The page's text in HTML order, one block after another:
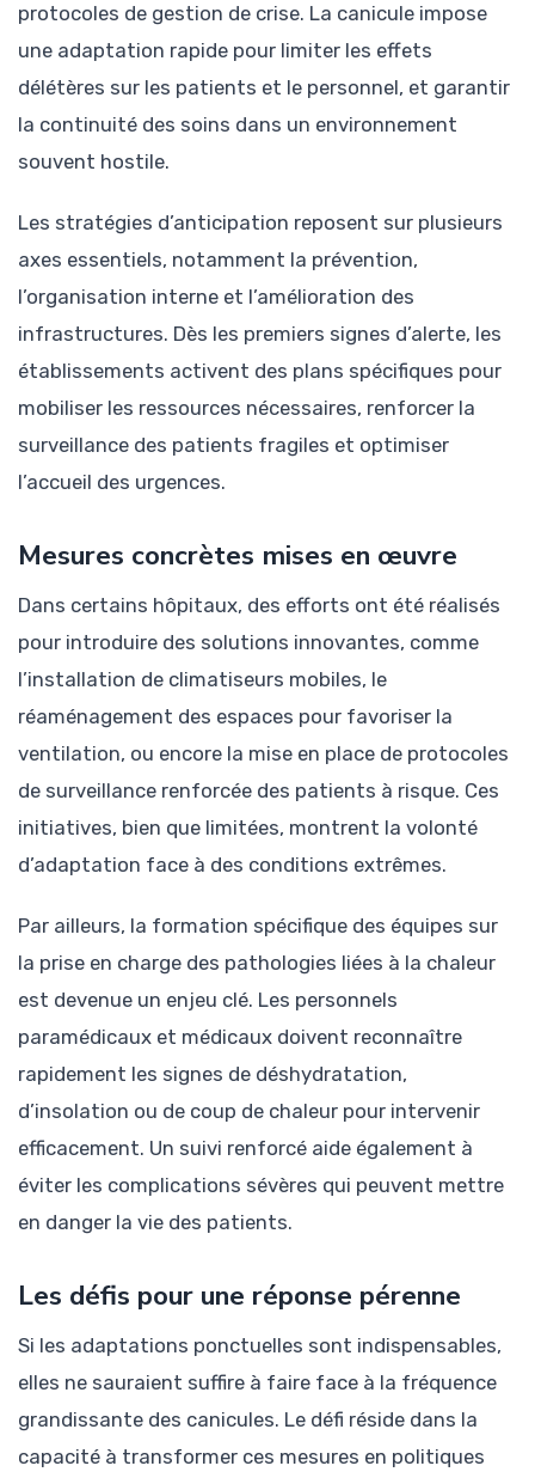
protocoles de gestion de crise. La canicule impose
une adaptation rapide pour limiter les effets
délétères sur les patients et le personnel, et garantir
la continuité des soins dans un environnement
souvent hostile.
Les stratégies d’anticipation reposent sur plusieurs
axes essentiels, notamment la prévention,
l’organisation interne et l’amélioration des
infrastructures. Dès les premiers signes d’alerte, les
établissements activent des plans spécifiques pour
mobiliser les ressources nécessaires, renforcer la
surveillance des patients fragiles et optimiser
l’accueil des urgences.
Mesures concrètes mises en œuvre
Dans certains hôpitaux, des efforts ont été réalisés
pour introduire des solutions innovantes, comme
l’installation de climatiseurs mobiles, le
réaménagement des espaces pour favoriser la
ventilation, ou encore la mise en place de protocoles
de surveillance renforcée des patients à risque. Ces
initiatives, bien que limitées, montrent la volonté
d’adaptation face à des conditions extrêmes.
Par ailleurs, la formation spécifique des équipes sur
la prise en charge des pathologies liées à la chaleur
est devenue un enjeu clé. Les personnels
paramédicaux et médicaux doivent reconnaître
rapidement les signes de déshydratation,
d’insolation ou de coup de chaleur pour intervenir
efficacement. Un suivi renforcé aide également à
éviter les complications sévères qui peuvent mettre
en danger la vie des patients.
Les défis pour une réponse pérenne
Si les adaptations ponctuelles sont indispensables,
elles ne sauraient suffire à faire face à la fréquence
grandissante des canicules. Le défi réside dans la
capacité à transformer ces mesures en politiques